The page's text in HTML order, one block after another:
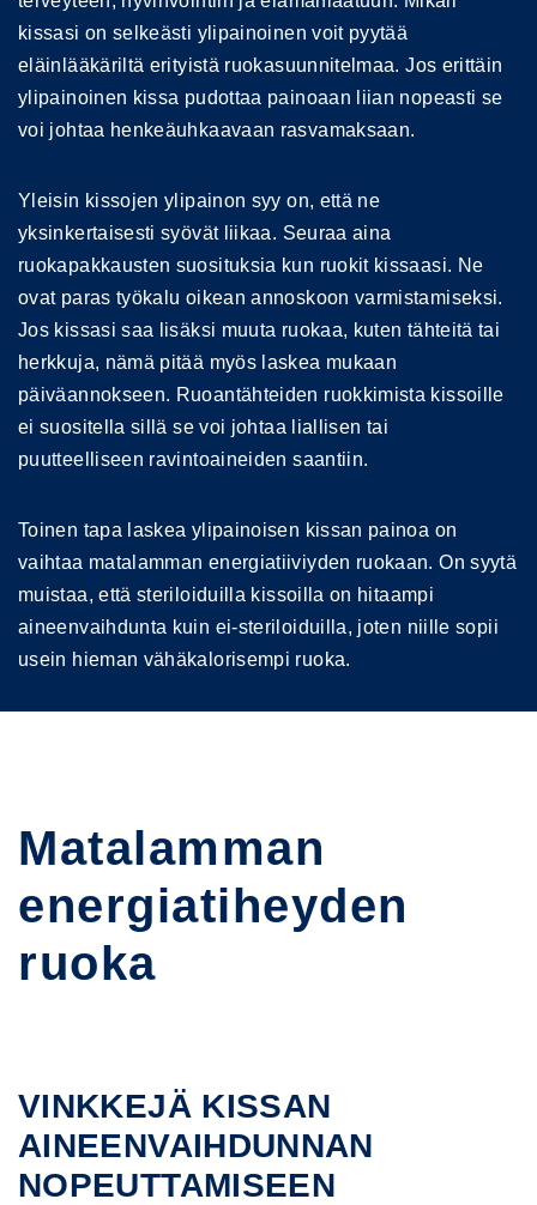
kissasi on selkeästi ylipainoinen voit pyytää
eläinlääkäriltä erityistä ruokasuunnitelmaa. Jos erittäin
ylipainoinen kissa pudottaa painoaan liian nopeasti se
voi johtaa henkeäuhkaavaan rasvamaksaan.
Yleisin kissojen ylipainon syy on, että ne
yksinkertaisesti syövät liikaa. Seuraa aina
ruokapakkausten suosituksia kun ruokit kissaasi. Ne
ovat paras työkalu oikean annoskoon varmistamiseksi.
Jos kissasi saa lisäksi muuta ruokaa, kuten tähteitä tai
herkkuja, nämä pitää myös laskea mukaan
päiväannokseen. Ruoantähteiden ruokkimista kissoille
ei suositella sillä se voi johtaa liallisen tai
puutteelliseen ravintoaineiden saantiin.
Toinen tapa laskea ylipainoisen kissan painoa on
vaihtaa matalamman energiatiiviyden ruokaan. On syytä
muistaa, että steriloiduilla kissoilla on hitaampi
aineenvaihdunta kuin ei-steriloiduilla, joten niille sopii
usein hieman vähäkalorisempi ruoka.
Matalamman
energiatiheyden
ruoka
VINKKEJÄ KISSAN
AINEENVAIHDUNNAN
NOPEUTTAMISEEN